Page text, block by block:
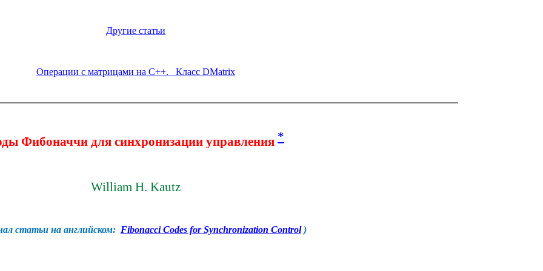
Другие статьи
Операции с матрицами на C++. Класс DMatrix
Фибоначчи для синхронизации управления *
William H. Kautz
статьи на английском: Fibonacci Codes for Synchronization Control)